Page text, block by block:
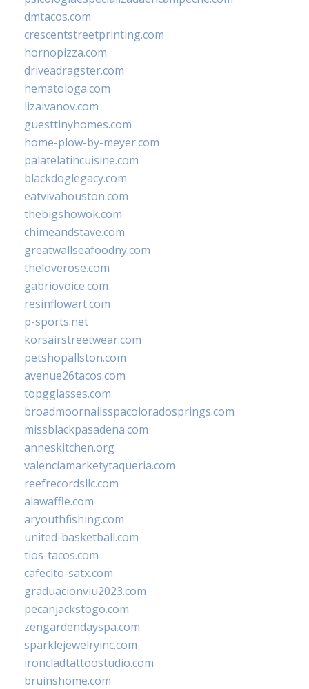
dmtacos.com
crescentstreetprinting.com
hornopizza.com
driveadragster.com
hematologa.com
lizaivanov.com
guesttinyhomes.com
home-plow-by-meyer.com
palatelatincuisine.com
blackdoglegacy.com
eatvivahouston.com
thebigshowok.com
chimeandstave.com
greatwallseafoodny.com
theloverose.com
gabriovoice.com
resinflowart.com
p-sports.net
korsairstreetwear.com
petshopallston.com
avenue26tacos.com
topgglasses.com
broadmoornailsspacoloradosprings.com
missblackpasadena.com
anneskitchen.org
valenciamarketytaqueria.com
reefrecordsllc.com
alawaffle.com
aryouthfishing.com
united-basketball.com
tios-tacos.com
cafecito-satx.com
graduacionviu2023.com
pecanjackstogo.com
zengardendayspa.com
sparklejewelryinc.com
ironcladtattoostudio.com
bruinshome.com